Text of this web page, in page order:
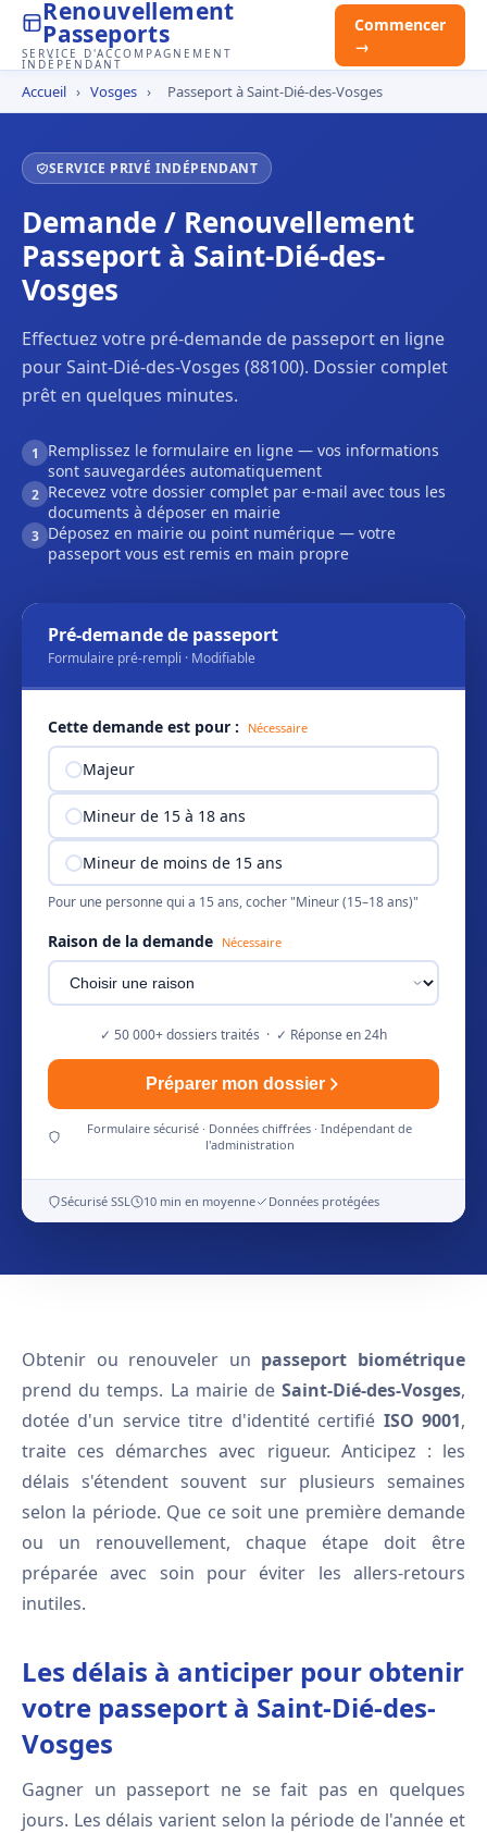
Renouvellement
Passeports
SERVICE D'ACCOMPAGNEMENT
INDÉPENDANT
Commencer
→
Accueil › Vosges › Passeport à Saint-Dié-des-Vosges
SERVICE PRIVÉ INDÉPENDANT
Demande / Renouvellement
Passeport à Saint-Dié-des-
Vosges
Effectuez votre pré-demande de passeport en ligne
pour Saint-Dié-des-Vosges (88100). Dossier complet
prêt en quelques minutes.
1
Remplissez le formulaire en ligne — vos informations
sont sauvegardées automatiquement
2 Recevez votre dossier complet par e-mail avec tous les
documents à déposer en mairie
3 Déposez en mairie ou point numérique — votre
passeport vous est remis en main propre
Pré-demande de passeport
Formulaire pré-rempli · Modifiable
Cette demande est pour : Nécessaire
Majeur
Mineur de 15 à 18 ans
Mineur de moins de 15 ans
Pour une personne qui a 15 ans, cocher "Mineur (15–18 ans)"
Raison de la demande Nécessaire
✓ 50 000+ dossiers traités · ✓ Réponse en 24h
Préparer mon dossier
Formulaire sécurisé · Données chiffrées · Indépendant de
l'administration
Sécurisé SSL 10 min en moyenne Données protégées
Obtenir ou renouveler un passeport biométrique
prend du temps. La mairie de Saint-Dié-des-Vosges,
dotée d'un service titre d'identité certifié ISO 9001,
traite ces démarches avec rigueur. Anticipez : les
délais s'étendent souvent sur plusieurs semaines
selon la période. Que ce soit une première demande
ou un renouvellement, chaque étape doit être
préparée avec soin pour éviter les allers-retours
inutiles.
Les délais à anticiper pour obtenir
votre passeport à Saint-Dié-des-
Vosges
Gagner un passeport ne se fait pas en quelques
jours. Les délais varient selon la période de l'année et